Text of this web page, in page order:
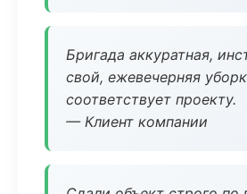
Бригада аккуратная,
свой, ежевечерняя
соответствует проекту.
— Клиент компании